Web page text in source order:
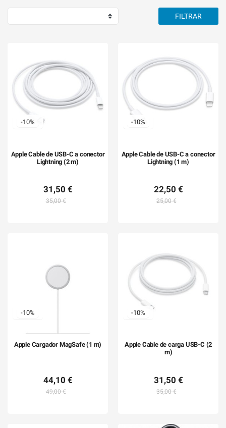
FILTRAR
-10%
Apple Cable de USB-C a conector
Lightning (2 m)
31,50 €
35,00 €
-10%
Apple Cable de USB-C a conector
Lightning (1 m)
22,50 €
25,00 €
-10%
Apple Cargador MagSafe (1 m)
44,10 €
49,00 €
-10%
Apple Cable de carga USB-C (2
m)
31,50 €
35,00 €